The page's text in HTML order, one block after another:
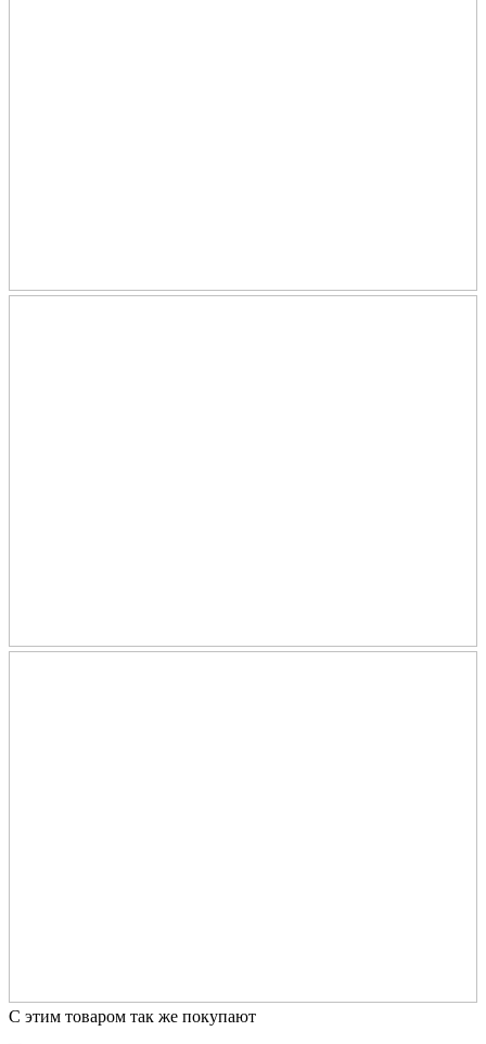
С этим товаром так же покупают